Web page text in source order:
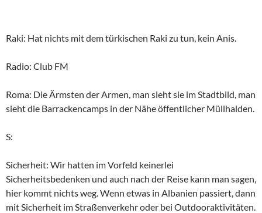
Raki: Hat nichts mit dem türkischen Raki zu tun, kein Anis.
Radio: Club FM
Roma: Die Ärmsten der Armen, man sieht sie im Stadtbild, man
sieht die Barrackencamps in der Nähe öffentlicher Müllhalden.
S:
Sicherheit: Wir hatten im Vorfeld keinerlei
Sicherheitsbedenken und auch nach der Reise kann man sagen,
hier kommt nichts weg. Wenn etwas in Albanien passiert, dann
mit Sicherheit im Straßenverkehr oder bei Outdooraktivitäten.